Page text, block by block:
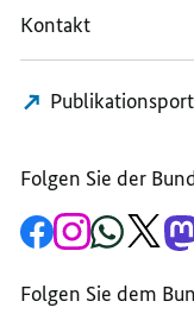
Kontakt
Folgen Sie der
Zur
Facebook-
Bundesregierung
Zum
Instagram-
der
Zum
der
X-
Folgen Sie dem